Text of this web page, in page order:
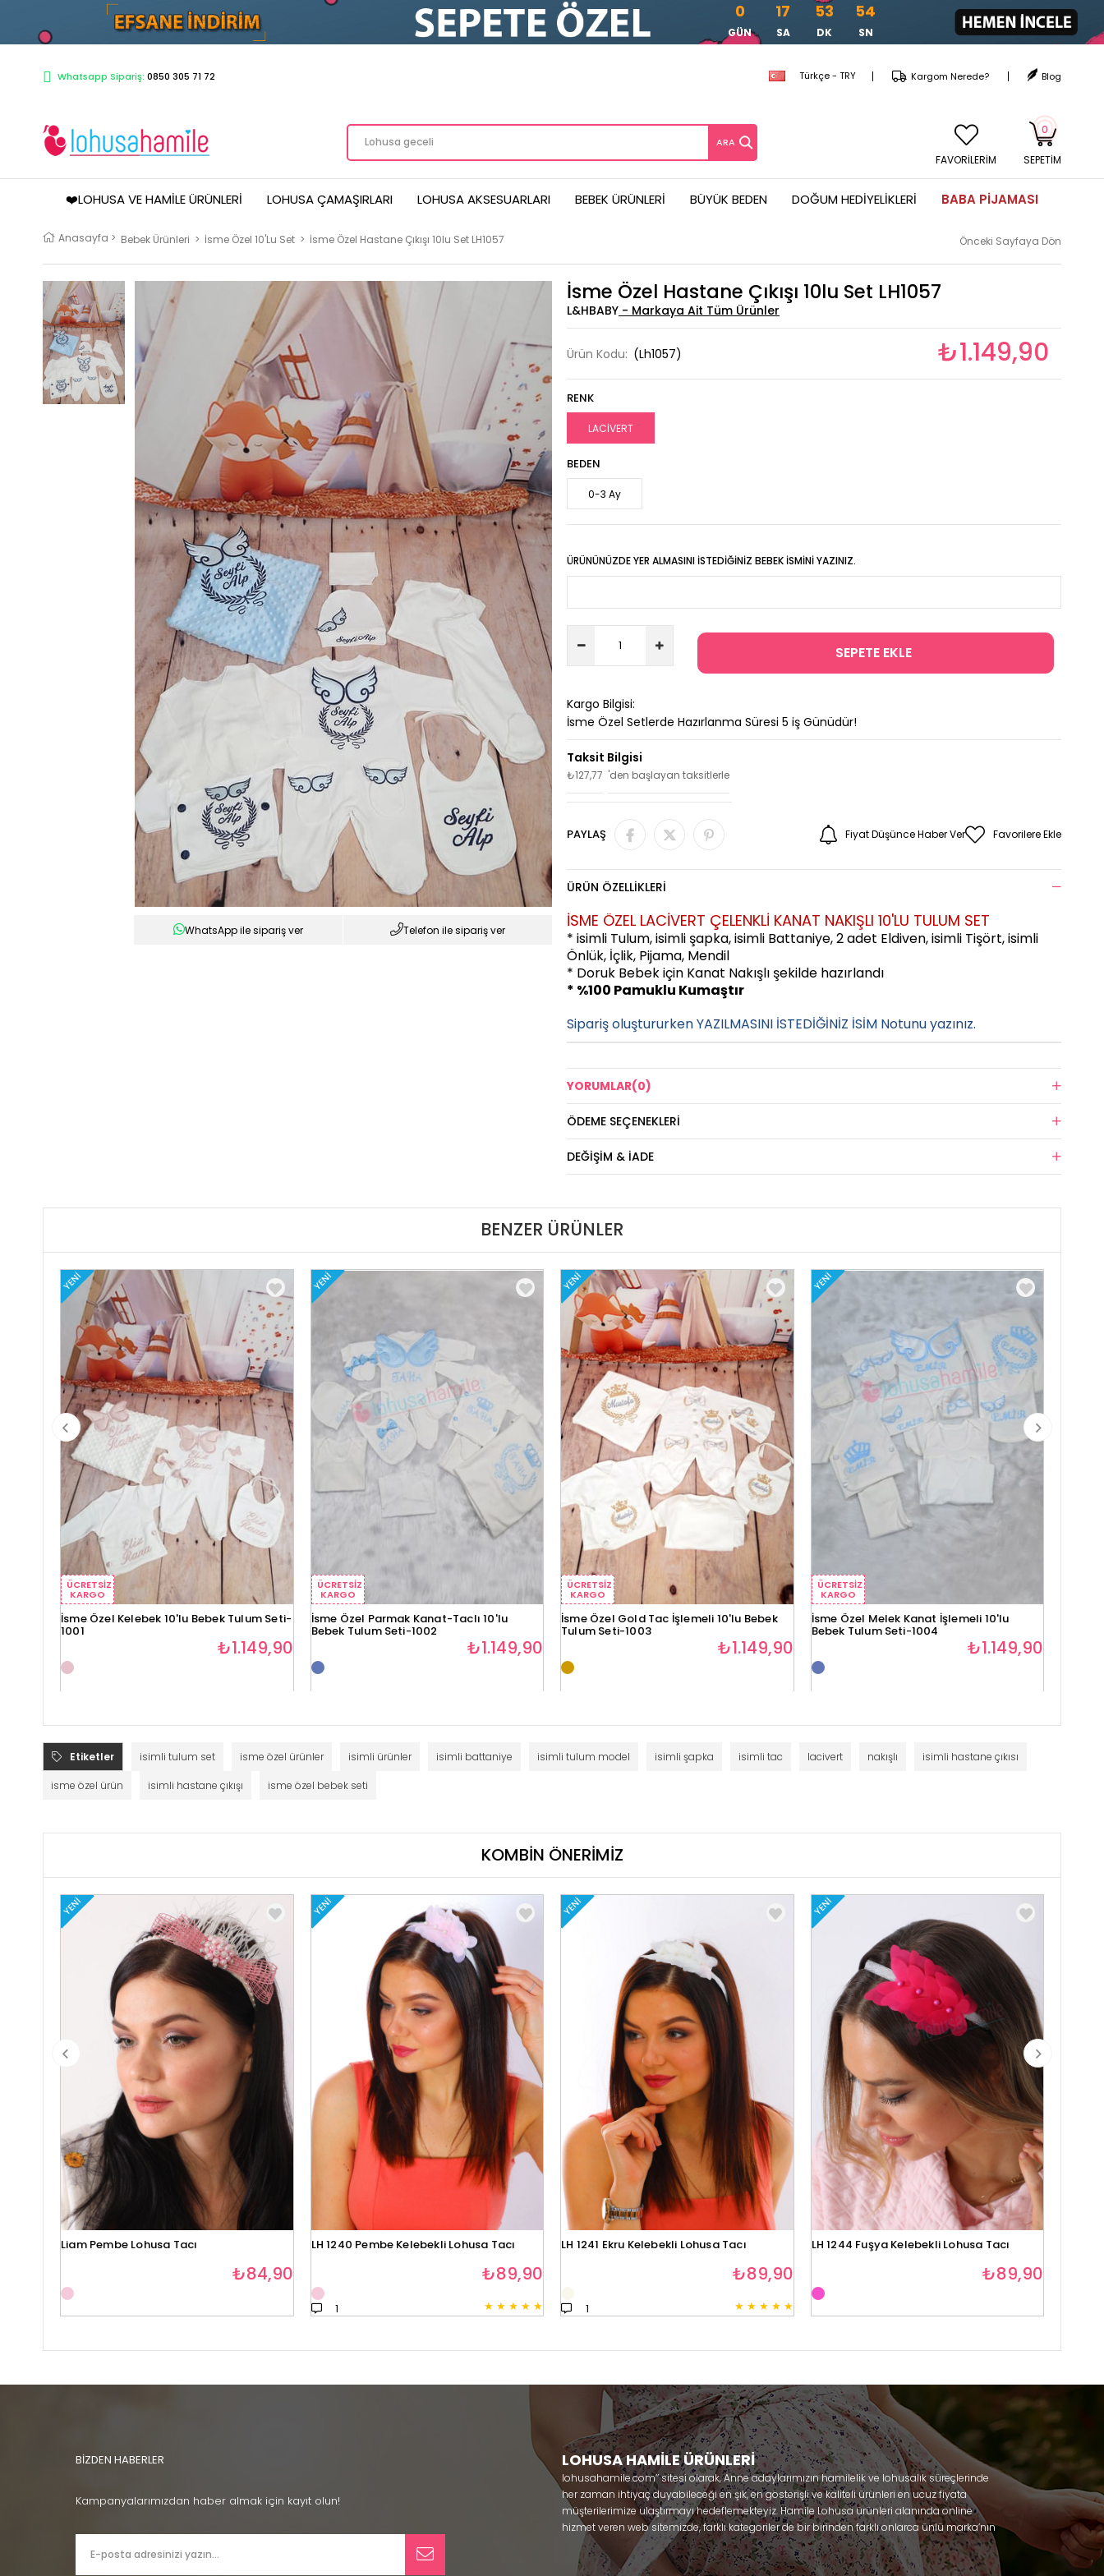
0
GÜN
17
SA
53
DK
52
SN
Whatsapp Sipariş: 0850 305 71 72 Türkçe - TRY Blog
Kargom Nerede?
SEPETIM
0
FAVORİLERİM
❤️LOHUSA VE HAMILE ÜRÜNLERI LOHUSA ÇAMAŞIRLARI LOHUSA AKSESUARLARI BEBEK ÜRÜNLERI BÜYÜK BEDEN DOĞUM HEDIYELIKLERI BABA PIJAMASI
Anasayfa > Bebek Ürünleri > İsme Özel 10'lu Set > İsme Özel Hastane Çıkışı 10lu Set LH1057 Önceki Sayfaya Dön
Telefon ile sipariş ver
WhatsApp ile sipariş ver
İsme Özel Hastane Çıkışı 10lu Set LH1057
L&HBABY
Ürün Kodu: (Lh1057) ₺1.149,90
RENK
LACİVERT
BEDEN
0-3 Ay
ÜRÜNÜNÜZDE YER ALMASINI İSTEDIĞINIZ BEBEK İSMINI YAZINIZ.
Kargo Bilgisi:
İsme Özel Setlerde Hazırlanma Süresi 5 iş Günüdür!
₺127,77 'den başlayan taksitlerle
PAYLAŞ Favorilere Ekle
Fiyat Düşünce Haber Ver
ÜRÜN ÖZELLIKLERI
İSME ÖZEL LACİVERT ÇELENKLİ KANAT NAKIŞLI 10'LU TULUM SET
* isimli Tulum, isimli şapka, isimli Battaniye,2 adet Eldiven, isimli Tişört, isimli
Önlük, İçlik, Pijama, Mendil
* Doruk Bebek için Kanat Nakışlışekilde hazırlandı
* %100 Pamuklu Kumaştır
Sipariş oluştururken YAZILMASINI İSTEDİĞİNİZ İSİM Notunu yazınız.
YORUMLAR(0)
ÖDEME SEÇENEKLERI
DEĞIŞIM & İADE
BENZER ÜRÜNLER
ÜCRETSIZ
KARGO
YENI
İsme Özel Kelebek 10'lu Bebek Tulum Seti-
1001
₺1.149,90
ÜCRETSIZ
KARGO
YENI
İsme Özel Parmak Kanat-Taclı 10'lu
Bebek Tulum Seti-1002
₺1.149,90
ÜCRETSIZ
KARGO
YENI
İsme Özel Gold Tac İşlemeli 10'lu Bebek
Tulum Seti-1003
₺1.149,90
ÜCRETSIZ
KARGO
YENI
İsme Özel Melek Kanat İşlemeli 10'lu
Bebek Tulum Seti-1004
₺1.149,90
Etiketler isimli tulum set isme özel ürünler isimli ürünler isimli battaniye isimli tulum model isimli şapka isimli tac lacivert nakışlı isimli hastane çıkısı
isme özel ürün isimli hastane çıkışı isme özel bebek seti
KOMBİN ÖNERİMİZ
YENI
Liam Pembe Lohusa Tacı
₺84,90
YENI
LH 1240 Pembe Kelebekli Lohusa Tacı
★ ★ ★ ★ ★
1
₺89,90
YENI
LH 1241 Ekru Kelebekli Lohusa Tacı
★ ★ ★ ★ ★
1
₺89,90
YENI
LH 1244 Fuşya Kelebekli Lohusa Tacı
₺89,90
BİZDEN HABERLER
Kampanyalarımızdan haber almak için kayıt olun!
LOHUSA HAMİLE ÜRÜNLERİ
lohusahamile.com’’ sitesi olarak, Anne adaylarımızın hamilelik ve lohusalık süreçlerinde
her zaman ihtiyaç duyabileceği en şık, en gösterişli ve kaliteli ürünleri en ucuz fiyata
müşterilerimize ulaştırmayı hedeflemekteyiz. Hamile Lohusa ürünleri alanında online
hizmet veren web sitemizde, farklı kategoriler de bir birinden farklı onlarca ünlü marka’nın
ürünlerine sadece bir tık uzaklıkta olacaksınız. Hem hamilelik öncesi hem doğum sonrası
kullanabileceğiniz ürünler ile gebelik döneminizi huzur içinde geçirmenize yardımcı